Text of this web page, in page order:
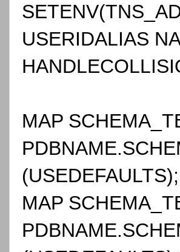
USERIDALIAS
MAP
(USEDEFAULTS);
MAP